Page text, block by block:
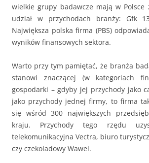
wielkie grupy badawcze mają w Polsce
udział w przychodach branży: Gfk
Największa polska firma (PBS)
wyników finansowych sektora.
Warto przy tym pamiętać, że branża
stanowi znaczącej (w kategoriach
gospodarki – gdyby jej przychody jako
jako przychody jednej firmy, to firma
się wśród 300 największych
kraju. Przychody tego rzędu
telekomunikacyjna Vectra, biuro
czy czekoladowy Wawel.